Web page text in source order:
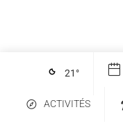
21 °
ACTIVITÉS